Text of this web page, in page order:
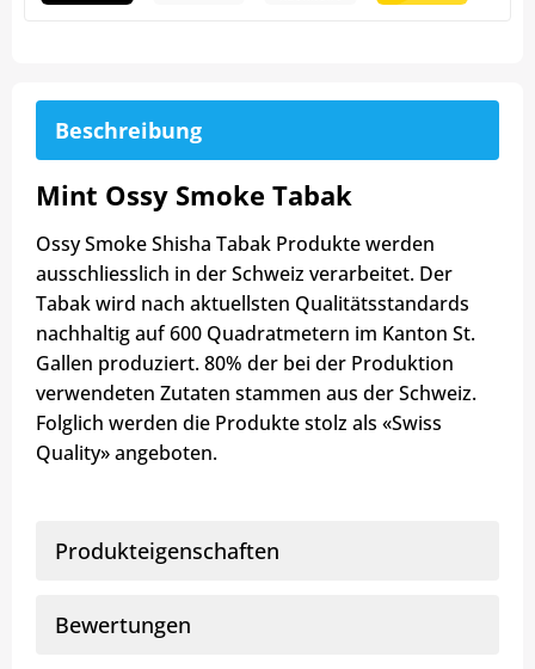
Beschreibung
Mint Ossy Smoke Tabak
Ossy Smoke Shisha Tabak Produkte werden
ausschliesslich in der Schweiz verarbeitet. Der
Tabak wird nach aktuellsten Qualitätsstandards
nachhaltig auf 600 Quadratmetern im Kanton St.
Gallen produziert. 80% der bei der Produktion
verwendeten Zutaten stammen aus der Schweiz.
Folglich werden die Produkte stolz als «Swiss
Quality» angeboten.
Produkteigenschaften
Bewertungen